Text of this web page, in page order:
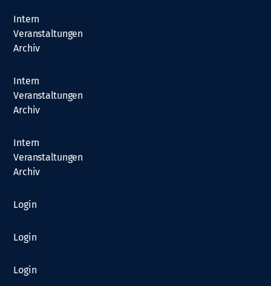
Intern
Veranstaltungen
Archiv
Intern
Veranstaltungen
Archiv
Intern
Veranstaltungen
Archiv
Login
Login
Login